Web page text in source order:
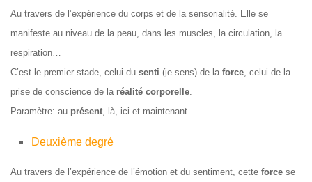
Au travers de l’expérience du corps et de la sensorialité. Elle se
manifeste au niveau de la peau, dans les muscles, la circulation, la
respiration…
C’est le premier stade, celui du senti (je sens) de la force, celui de la
prise de conscience de la réalité corporelle.
Paramètre: au présent, là, ici et maintenant.
Deuxième degré
Au travers de l’expérience de l’émotion et du sentiment, cette force se